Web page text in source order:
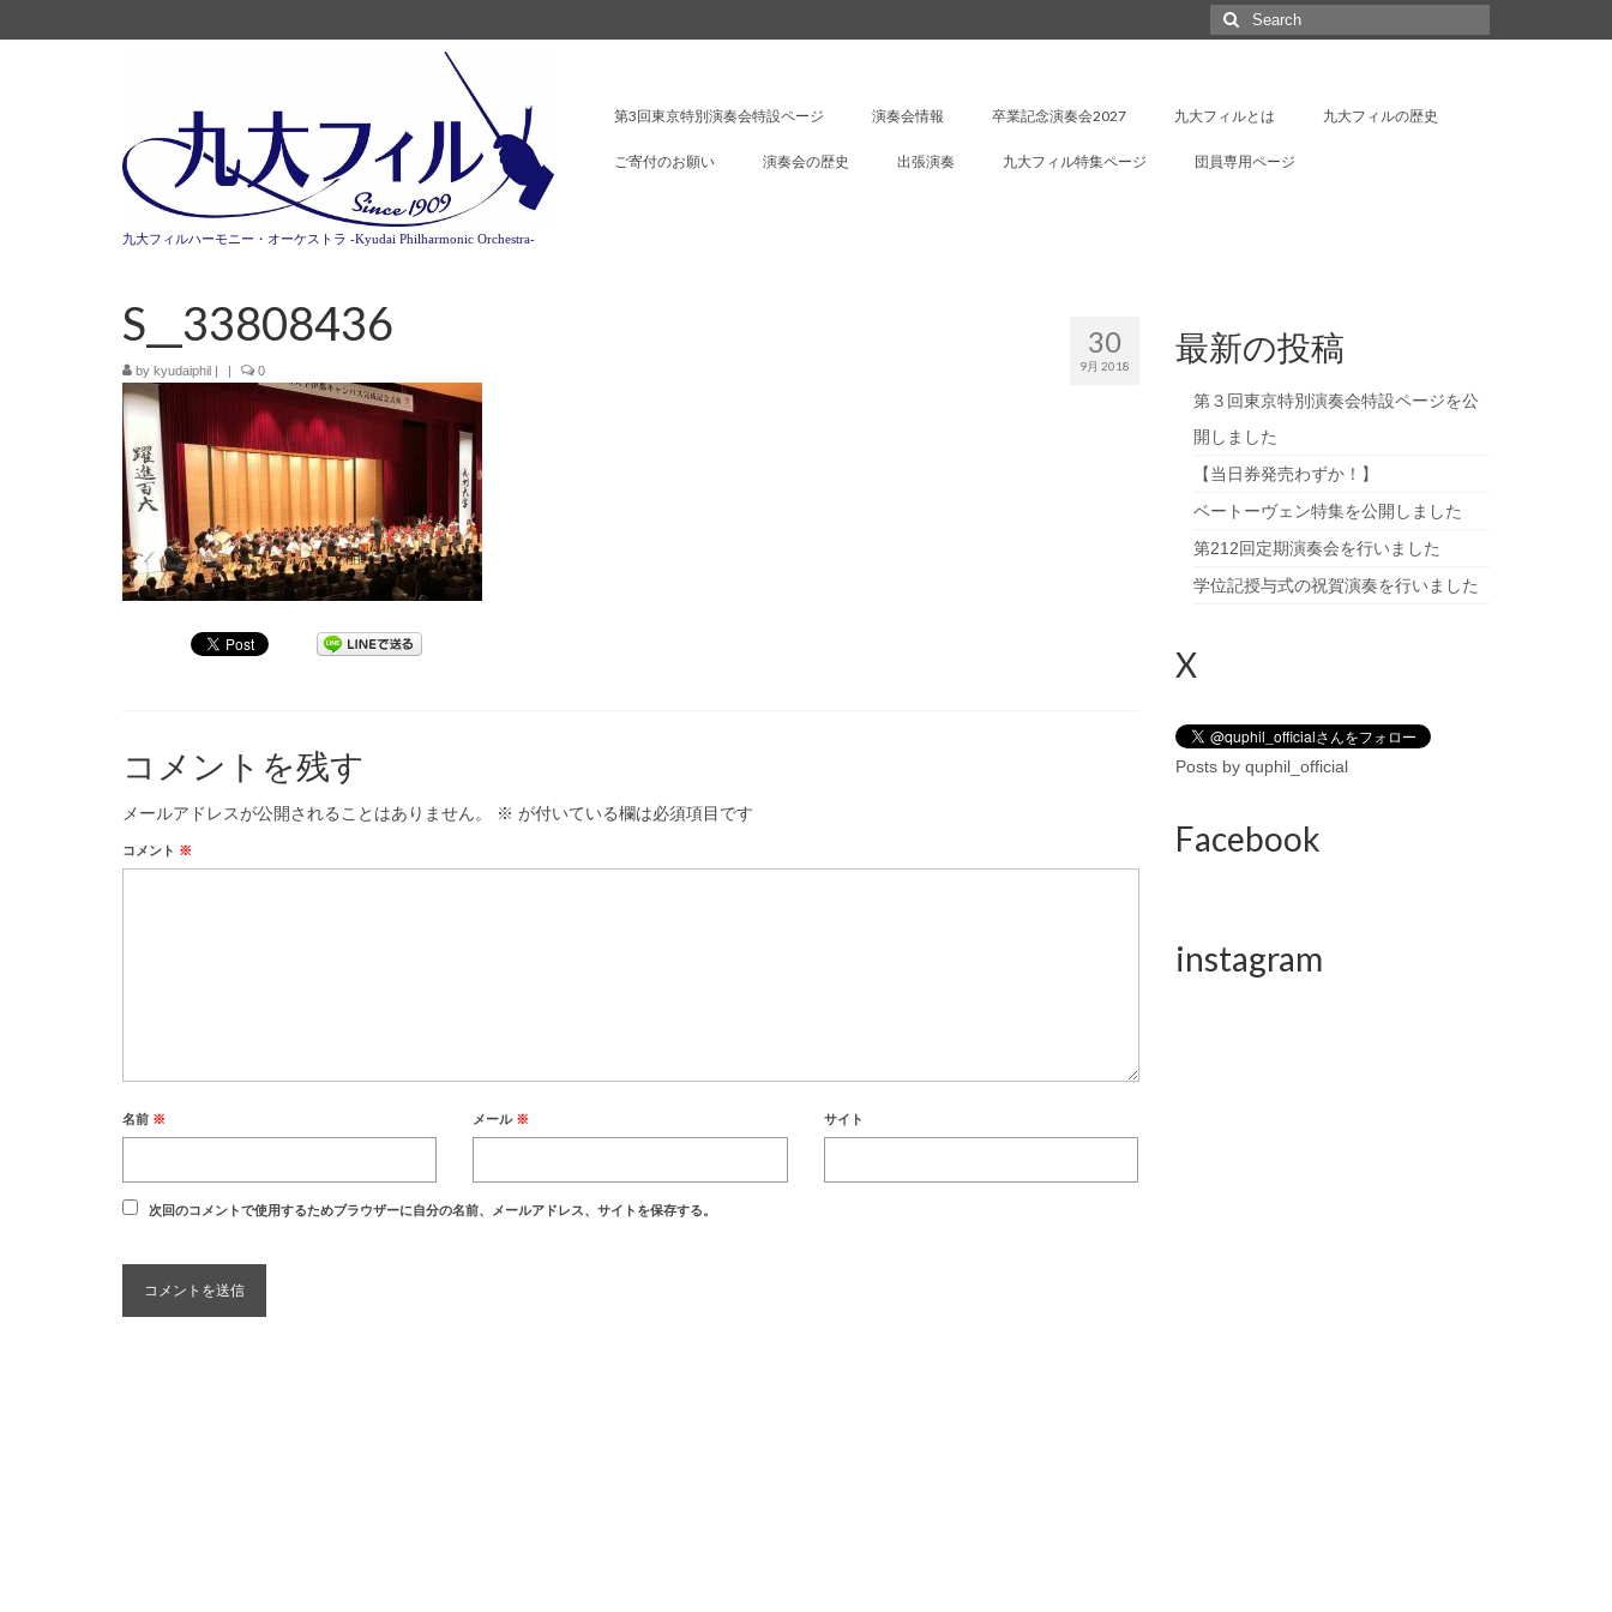
Search
for:
九大フィルハーモニー・オーケストラ -Kyudai Philharmonic Orchestra-
第3回東京特別演奏会特設ページ 演奏会情報 卒業記念演奏会2027 九大フィルとは 九大フィルの歴史
ご寄付のお願い 演奏会の歴史 出張演奏 九大フィル特集ページ 団員専用ページ
30
9月 2018
S__33808436
by kyudaiphil | | 0
コメントを残す
メールアドレスが公開されることはありません。 ※ が付いている欄は必須項目です
コメント ※
名前 ※ メール ※ サイト
次回のコメントで使用するためブラウザーに自分の名前、メールアドレス、サイトを保存する。
最新の投稿
第３回東京特別演奏会特設ページを公
開しました
【当日券発売わずか！】
ベートーヴェン特集を公開しました
第212回定期演奏会を行いました
学位記授与式の祝賀演奏を行いました
X
Posts by quphil_official
Facebook
instagram